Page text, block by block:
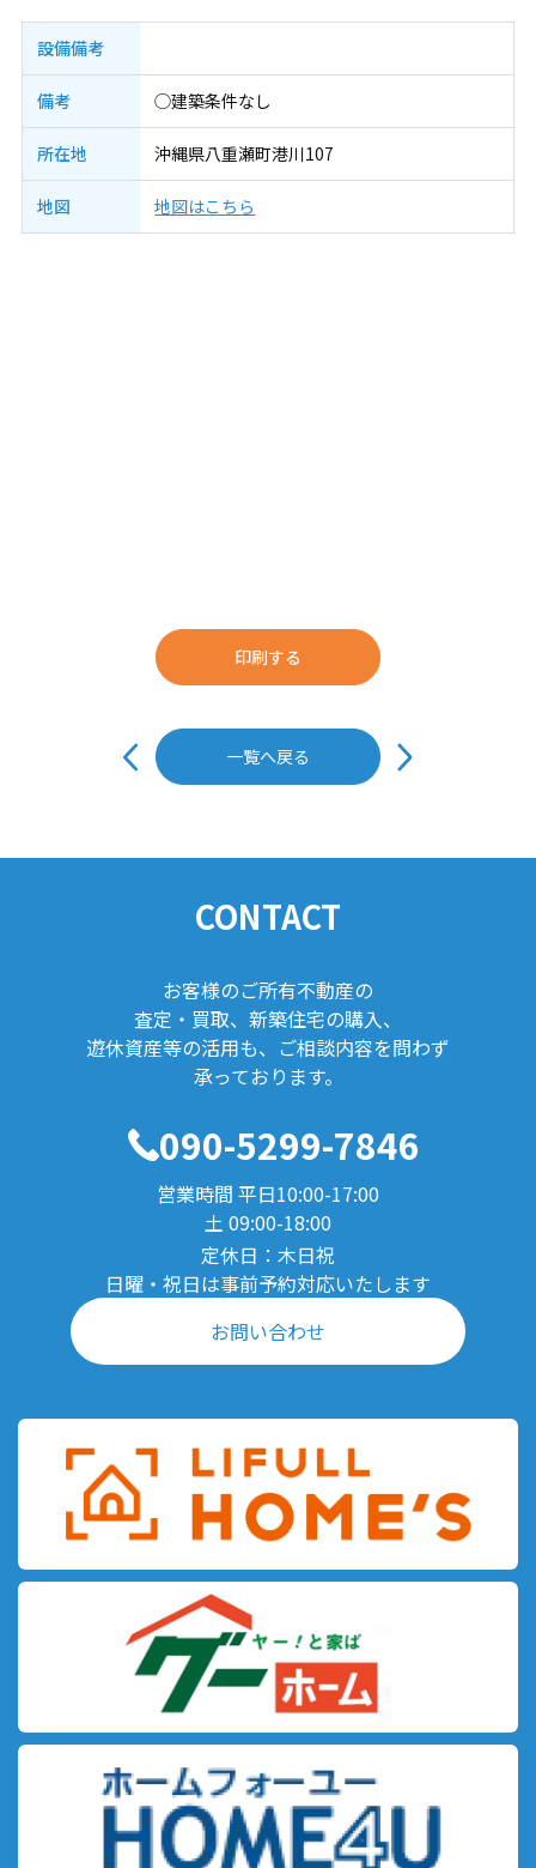
設備備考
備考 ◯建築条件なし
所在地 沖縄県八重瀬町港川107
地図 地図はこちら
印刷する
シ
一覧へ戻る
CONTACT
お客様のご所有不動産の
査定・買取、新築住宅の購入、
遊休資産等の活用も、ご相談内容を問わず
承っております。
090-5299-7846
営業時間 平日10:00-17:00
土 09:00-18:00
定休日：木日祝
日曜・祝日は事前予約対応いたします
お問い合わせ